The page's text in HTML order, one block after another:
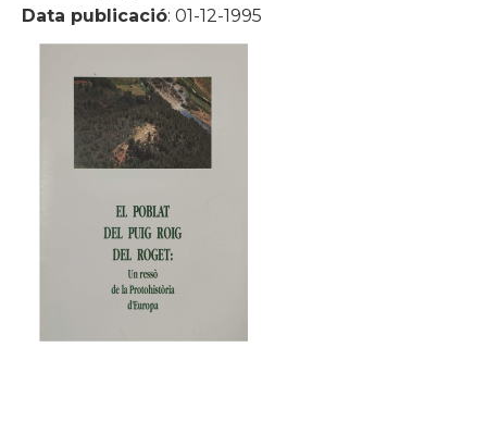
Data publicació: 01-12-1995